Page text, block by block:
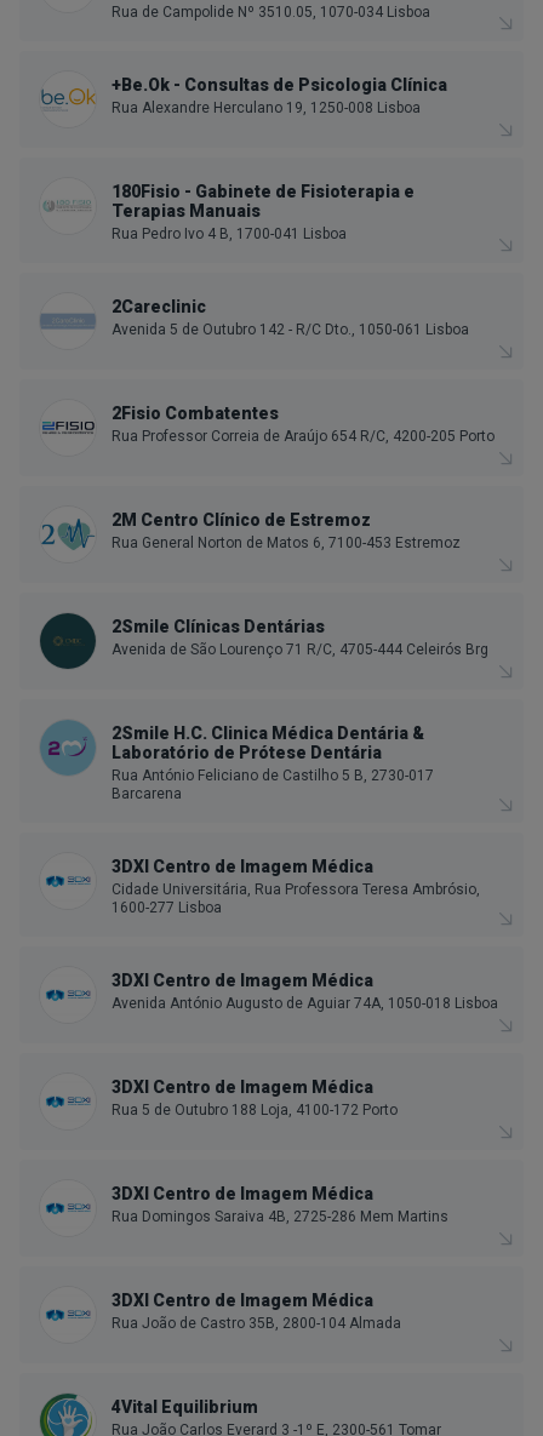
Rua de Campolide Nº 3510.05, 1070-034 Lisboa
+Be.Ok - Consultas de Psicologia Clínica
Rua Alexandre Herculano 19, 1250-008 Lisboa
180Fisio - Gabinete de Fisioterapia e
Terapias Manuais
Rua Pedro Ivo 4 B, 1700-041 Lisboa
2Careclinic
Avenida 5 de Outubro 142 - R/C Dto., 1050-061 Lisboa
2Fisio Combatentes
Rua Professor Correia de Araújo 654 R/C, 4200-205 Porto
2M Centro Clínico de Estremoz
Rua General Norton de Matos 6, 7100-453 Estremoz
2Smile Clínicas Dentárias
Avenida de São Lourenço 71 R/C, 4705-444 Celeirós Brg
2Smile H.C. Clinica Médica Dentária &
Laboratório de Prótese Dentária
Rua António Feliciano de Castilho 5 B, 2730-017
Barcarena
3DXI Centro de Imagem Médica
Cidade Universitária, Rua Professora Teresa Ambrósio,
1600-277 Lisboa
3DXI Centro de Imagem Médica
Avenida António Augusto de Aguiar 74A, 1050-018 Lisboa
3DXI Centro de Imagem Médica
Rua 5 de Outubro 188 Loja, 4100-172 Porto
3DXI Centro de Imagem Médica
Rua Domingos Saraiva 4B, 2725-286 Mem Martins
3DXI Centro de Imagem Médica
Rua João de Castro 35B, 2800-104 Almada
4Vital Equilibrium
Rua João Carlos Everard 3 -1º E, 2300-561 Tomar